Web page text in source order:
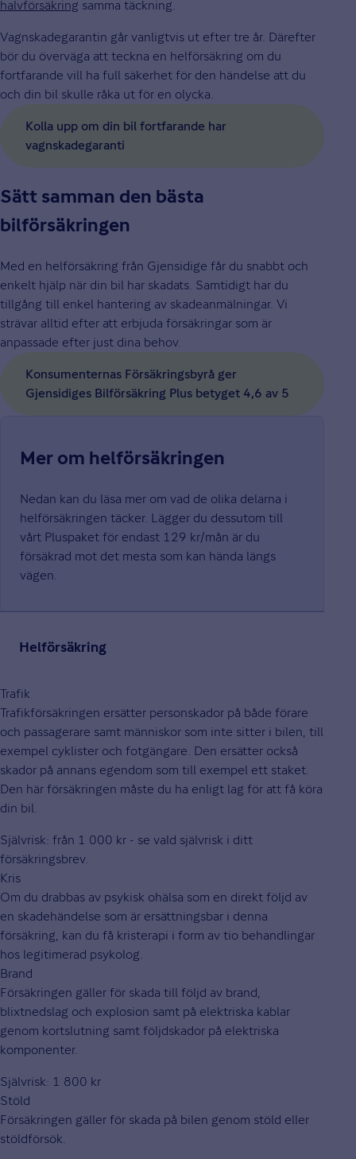
halvförsäkring samma täckning.
Vagnskadegarantin går vanligtvis ut efter tre år. Därefter
bör du överväga att teckna en helförsäkring om du
fortfarande vill ha full säkerhet för den händelse att du
och din bil skulle råka ut för en olycka.
Kolla upp om din bil fortfarande har
vagnskadegaranti
Sätt samman den bästa
bilförsäkringen
Med en helförsäkring från Gjensidige får du snabbt och
enkelt hjälp när din bil har skadats. Samtidigt har du
tillgång till enkel hantering av skadeanmälningar. Vi
strävar alltid efter att erbjuda försäkringar som är
anpassade efter just dina behov.
Konsumenternas Försäkringsbyrå ger
Gjensidiges Bilförsäkring Plus betyget 4,6 av 5
Mer om helförsäkringen
Nedan kan du läsa mer om vad de olika delarna i
helförsäkringen täcker. Lägger du dessutom till
vårt Pluspaket för endast 129 kr/mån är du
försäkrad mot det mesta som kan hända längs
vägen.
Helförsäkring
Trafik
Trafikförsäkringen ersätter personskador på både förare
och passagerare samt människor som inte sitter i bilen, till
exempel cyklister och fotgängare. Den ersätter också
skador på annans egendom som till exempel ett staket.
Den här försäkringen måste du ha enligt lag för att få köra
din bil.
Självrisk: från 1 000 kr - se vald självrisk i ditt
försäkringsbrev.
Kris
Om du drabbas av psykisk ohälsa som en direkt följd av
en skadehändelse som är ersättningsbar i denna
försäkring, kan du få kristerapi i form av tio behandlingar
hos legitimerad psykolog.
Brand
Försäkringen gäller för skada till följd av brand,
blixtnedslag och explosion samt på elektriska kablar
genom kortslutning samt följdskador på elektriska
komponenter.
Självrisk: 1 800 kr
Stöld
Försäkringen gäller för skada på bilen genom stöld eller
stöldförsök.